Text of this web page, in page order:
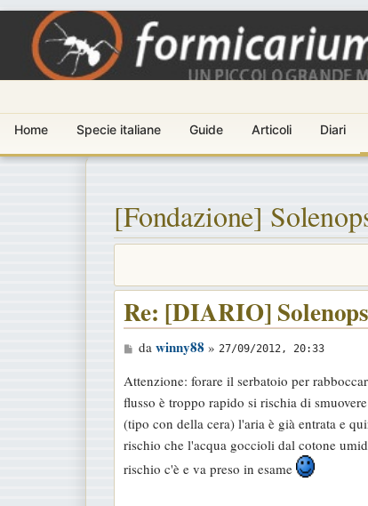
Home Specie italiane Guide Articoli Diari
[Fondazione]
Re: [DIARIO]
M
s
s
a
g
g
da winny88 » 27/09/2012, 20:33
Attenzione: forare il serbatoio per
flusso è troppo rapido si rischia di
(tipo con della cera) l'aria è già entrata e
rischio che l'acqua goccioli dal cotone
rischio c'è e va preso in esame